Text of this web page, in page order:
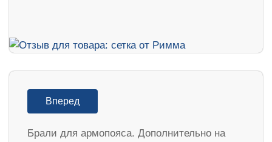
Вперед
Брали для армопояса. Дополнительно на